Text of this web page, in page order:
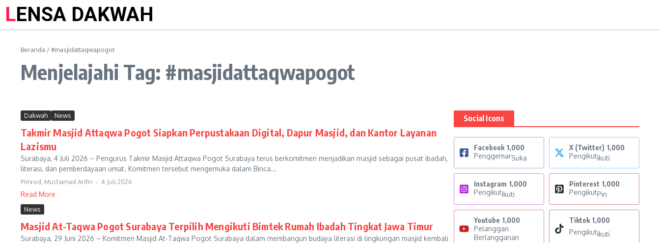
LENSA DAKWAH
Beranda /#masjidattaqwapogot
Menjelajahi Tag: #masjidattaqwapogot
Dakwah News
Takmir Masjid Attaqwa Pogot Siapkan Perpustakaan Digital, Dapur Masjid, dan Kantor Layanan
Lazismu
Surabaya, 4 Juli 2026 – Pengurus Takmir Masjid Attaqwa Pogot Surabaya terus berkomitmen menjadikan masjid sebagai pusat ibadah,
literasi, dan pemberdayaan umat. Komitmen tersebut mengemuka dalam Binca...
Pimred, Muchamad Arifin 4 Juli 2026
Read More
News
Masjid At-Taqwa Pogot Surabaya Terpilih Mengikuti Bimtek Rumah Ibadah Tingkat Jawa Timur
Surabaya, 29 Juni 2026 – Komitmen Masjid At-Taqwa Pogot Surabaya dalam membangun budaya literasi di lingkungan masjid kembali
Social Icons
Facebook 1,000
PenggemarSuka
X (Twitter) 1,000
PengikutIkuti
Instagram 1,000
PengikutIkuti
Pinterest 1,000
PengikutPin
Youtube 1,000
Pelanggan
Berlangganan
Tiktok 1,000
PengikutIkuti